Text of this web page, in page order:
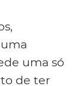
uma só
de ter